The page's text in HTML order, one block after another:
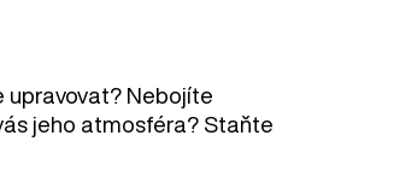
upravovat? Nebojíte
jeho atmosféra? Staňte